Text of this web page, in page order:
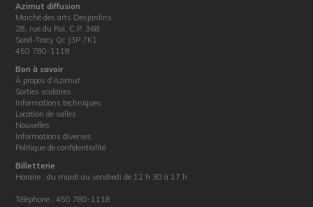
Azimut diffusion
Marché des arts Desjardins
28, rue du Roi, C.P. 368
Sorel-Tracy Qc J3P 7K1
450 780-1118
Bon à savoir
À propos d’Azimut
Sorties scolaires
Informations techniques
Location de salles
Nouvelles
Informations diverses
Politique de confidentialité
Billetterie
Horaire : du mardi au vendredi de 12 h 30 à 17 h
Téléphone : 450 780-1118